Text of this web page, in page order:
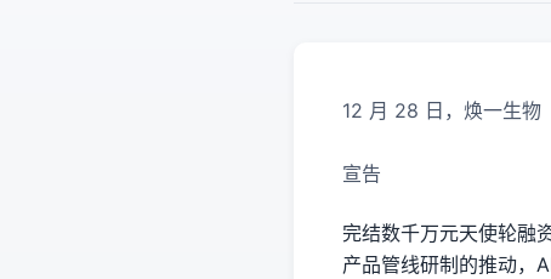
12 月 28 日，焕一生物
宣告
完结数千万元天使轮融
产品管线研制的推动，